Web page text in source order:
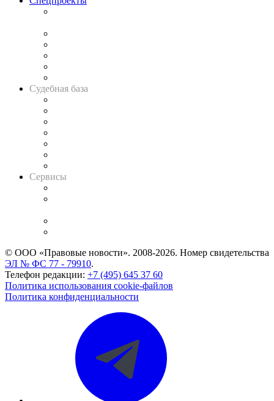
Судебная база
Сервисы
© ООО «Правовые новости». 2008-2026. Номер свидетельства
ЭЛ № ФС 77 - 79910.
Телефон редакции: +7 (495) 645 37 60
Политика использования cookie-файлов
Политика конфиденциальности